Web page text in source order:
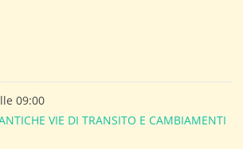
09:00
VIE DI TRANSITO E CAMBIAMENTI